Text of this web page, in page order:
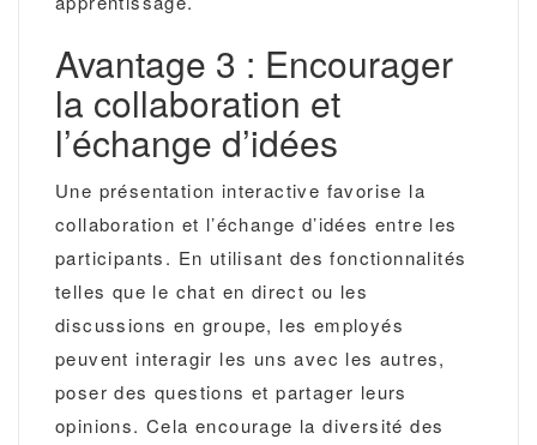
Avantage 3 : Encourager
la collaboration et
l’échange d’idées
Une présentation interactive favorise la
collaboration et l’échange d’idées entre les
participants. En utilisant des fonctionnalités
telles que le chat en direct ou les
discussions en groupe, les employés
peuvent interagir les uns avec les autres,
poser des questions et partager leurs
opinions. Cela encourage la diversité des